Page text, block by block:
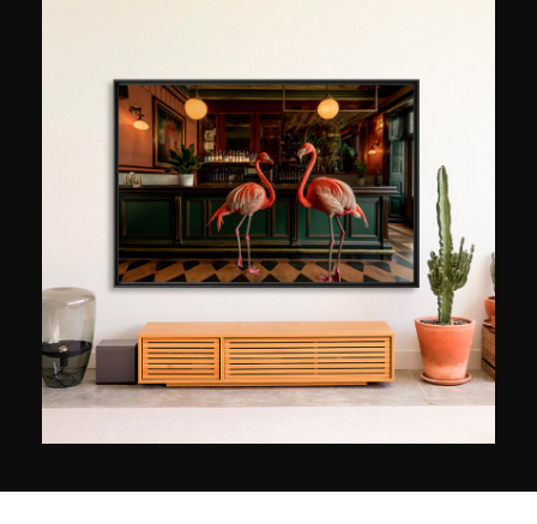
photographie. Son Master de photographie en
poche, Manchev abandonne la pratique
commerciale pour se consacrer à son art.
Spécialisé dans la photographie de nu féminin, il
capture l’extravagance, la beauté crue et la
liberté que les corps lui inspirent. Ses clichés,
travaillés en noir et blanc, offrent un rendu
argentique terriblement et merveilleusement
mélancolique.